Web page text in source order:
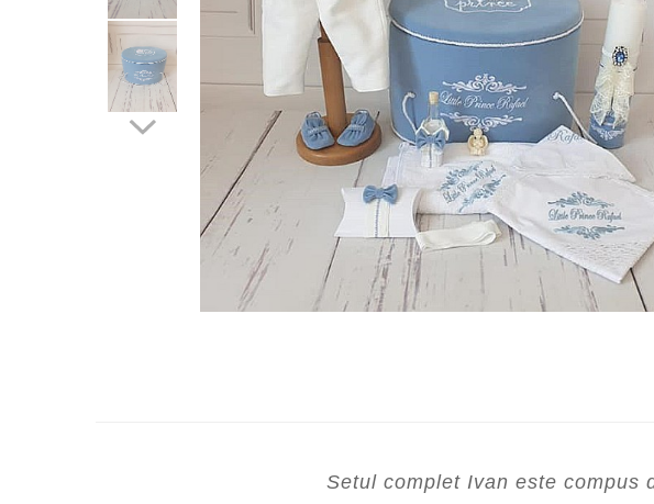
Cercei de aur lungi cu lant
Cercei din aur tortite
Cercei din aur alb
Cercei aur cu surub
Setul complet Ivan este compus